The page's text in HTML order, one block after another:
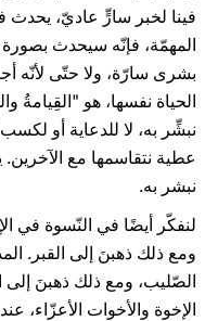
فينا لخبر سارٍّ عاديّ، يحدث
المهمّة، فإنّه سيحدث
بشرى سارّة، ولا حتّى لأنّه
نبشِّر به، لا للدعاية أو
عطية نتقاسمها مع
نبشر به.
لنفكّر أيضًا في النّسوة في
ومع ذلك ذهبنَ إلى القبر.
الصّليب، ومع ذلك ذهبنَ إلى
الإخوة والأخوات الأعزّاء،